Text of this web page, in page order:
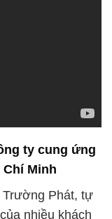
Trường Phát, tự
nhiều khách
chất. Với hơn
này, chúng
chắc dựa trên
xuất sắc. Quý